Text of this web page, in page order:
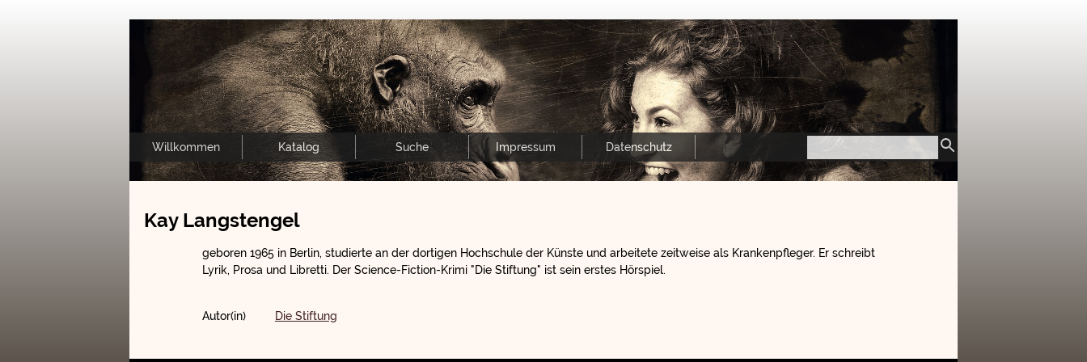
Willkommen Katalog Suche Impressum Datenschutz
Kay Langstengel
geboren 1965 in Berlin, studierte an der dortigen Hochschule der Künste und arbeitete zeitweise als Krankenpfleger. Er schreibt
Lyrik, Prosa und Libretti. Der Science-Fiction-Krimi "Die Stiftung" ist sein erstes Hörspiel.
Autor(in) Die Stiftung